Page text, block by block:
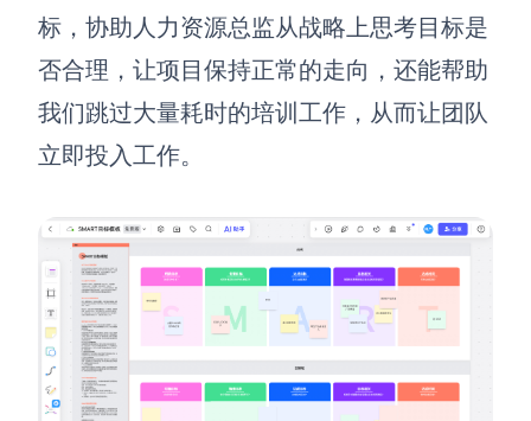
AI创作
创意与绘图
AI生成流程图
AI生成用户旅程图
AI生成鱼骨图
AI生成甘特图
AI生成商业画布
AI生成SWOT分析
AI生成PEST分析
AI生成5Why分析
AI生成平衡计分卡
标，协助人力资源总监从战略上思考目标是
否合理，让项目保持正常的走向，还能帮助
我们跳过大量耗时的培训工作，从而让团队
立即投入工作。